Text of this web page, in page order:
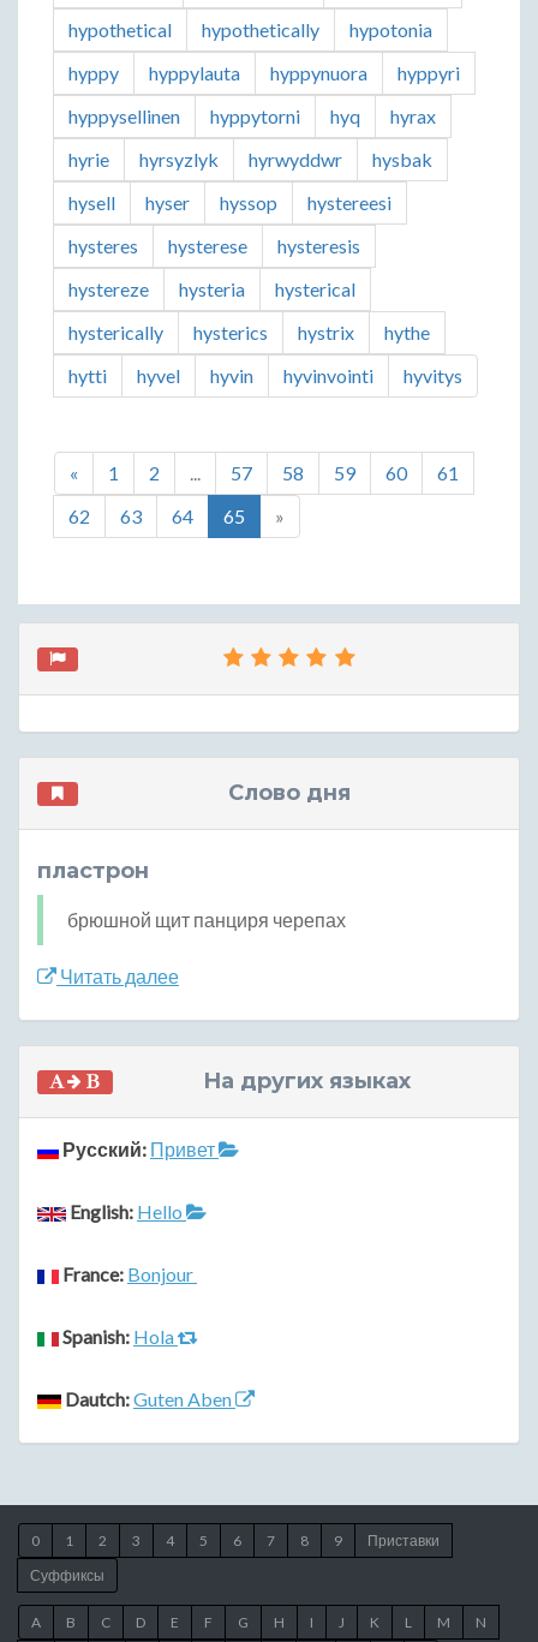
hypothetical
hypothetically
hypotonia
hyppy
hyppylauta hyppynuora
hyppyri
hyppysellinen
hyppytorni hyq
hyrax
hyrie
hyrsyzlyk hyrwyddwr
hysbak
hysell
hyser hyssop
hystereesi
hysteres
hysterese
hysteresis
hystereze
hysteria
hysterical
hysterically
hysterics hystrix
hythe
hytti
hyvel hyvin hyvinvointi hyvitys
« 1 2 ... 57 58 59 60
61
62
63 64 65 »
Слово дня
пластрон
брюшной щит панциря черепах
Читать далее
На других языках
Русский: Привет
English: Hello
France: Bonjour
Spanish: Hola
Dautch:Guten Aben
0 1 2 3 4 5 6 7 8 9
Приставки
Суффиксы
A B C D E F G H I J K L M N